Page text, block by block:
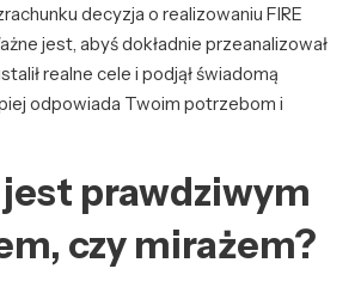
decyzja o realizowaniu FIRE
jest, abyś dokładnie przeanalizował
realne cele i podjął świadomą
odpowiada Twoim potrzebom i
jest prawdziwym
czy mirażem?